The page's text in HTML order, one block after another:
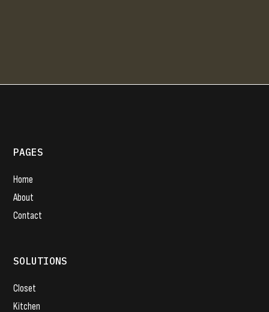
PAGES
Home
About
Contact
SOLUTIONS
Closet
Kitchen